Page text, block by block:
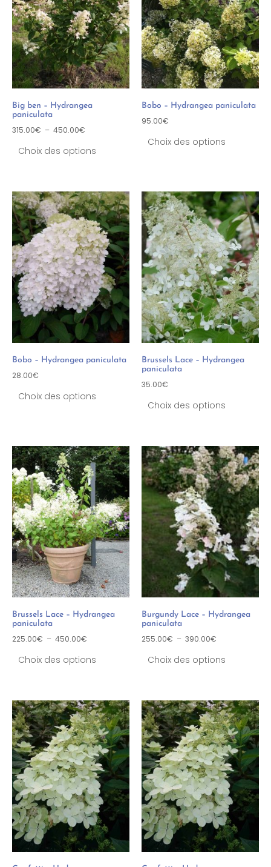
Big ben – Hydrangea
paniculata
315.00€ – 450.00€
Choix des options
Bobo – Hydrangea paniculata
95.00€
Choix des options
Bobo – Hydrangea paniculata
28.00€
Choix des options
Brussels Lace – Hydrangea
paniculata
35.00€
Choix des options
Brussels Lace – Hydrangea
paniculata
225.00€ – 450.00€
Choix des options
Burgundy Lace – Hydrangea
paniculata
255.00€ – 390.00€
Choix des options